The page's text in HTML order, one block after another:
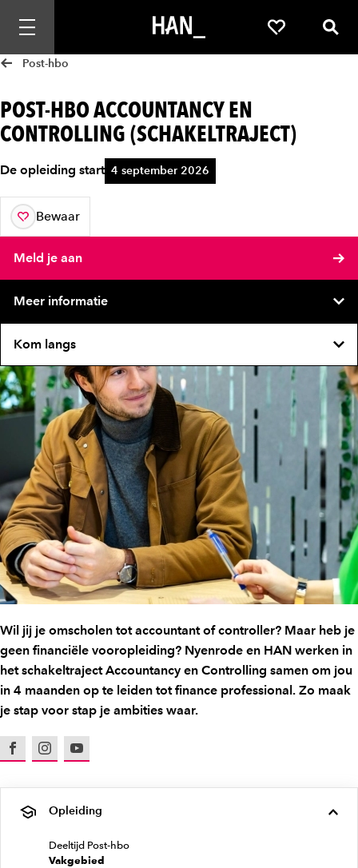
Mobiele navigatie openen Favorieten
Post-hbo
POST-HBO ACCOUNTANCY EN
CONTROLLING (SCHAKELTRAJECT)
De opleiding start 4 september 2026
Bewaar
aan je favorieten
Meld je aan
Meer informatie
Kom langs
Wil jij je omscholen tot accountant of controller? Maar heb je
geen financiële vooropleiding? Nyenrode en HAN werken in
het schakeltraject Accountancy en Controlling samen om jou
in 4 maanden op te leiden tot finance professional. Zo maak
je stap voor stap je ambities waar.
FacebookInstagramYoutube
Opleiding
Deeltijd Post-hbo
Vakgebied